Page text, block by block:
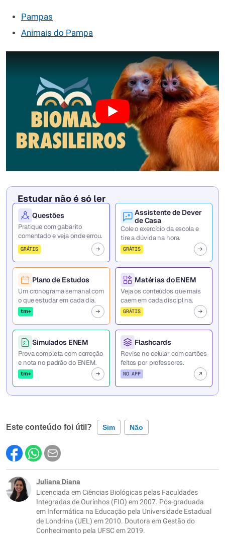
Pampas
Animais do Pampa
Estudar não é só ler
Questões
Pratique com gabarito
comentado e veja onde errou.
GRÁTIS
Assistente de Dever
de Casa
Cole o exercício da escola e
tire a dúvida na hora.
GRÁTIS
Plano de Estudos
Um cronograma semanal com
o que estudar em cada dia.
tm+
Matérias do ENEM
Veja os conteúdos que mais
caem em cada disciplina.
GRÁTIS
Simulados ENEM
Prova completa com correção
e nota no padrão do ENEM.
tm+
Flashcards
Revise no celular com cartões
feitos por professores.
NO APP
Este conteúdo foi útil? Sim Não
Este conteúdo contém informação incorreta
Este conteúdo não tem a informação que procuro
Outro
Juliana Diana
Licenciada em Ciências Biológicas pelas Faculdades
Integradas de Ourinhos (FIO) em 2007. Pós-graduada
em Informática na Educação pela Universidade Estadual
de Londrina (UEL) em 2010. Doutora em Gestão do
Conhecimento pela UFSC em 2019.